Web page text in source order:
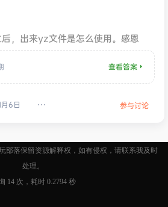
，出来yz文件是怎么使用。感恩
查看答案
月6日 参与讨论
游戏的
2026-07-24
19:52:22
部落保留资源解释权，如有侵权，请联系我及时
处理。
14 次，耗时 0.2794 秒